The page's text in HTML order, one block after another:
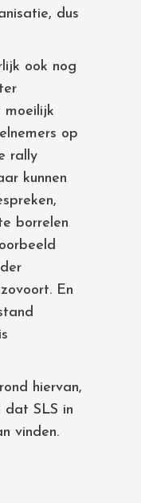
dus
ook nog
moeilijk
op
rally
kunnen
borrelen
En
hiervan,
dat SLS in
vinden.